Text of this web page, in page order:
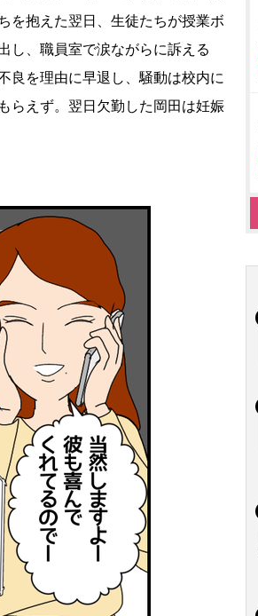
を抱えた翌日、生徒たちが授業ボ
し、職員室で涙ながらに訴える
良を理由に早退し、騒動は校内に
らえず。翌日欠勤した岡田は妊娠